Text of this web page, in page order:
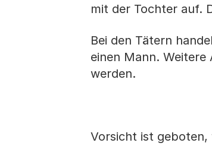
mit der Tochter auf.
Bei den Tätern
einen Mann.
werden.
Vorsicht ist geboten,